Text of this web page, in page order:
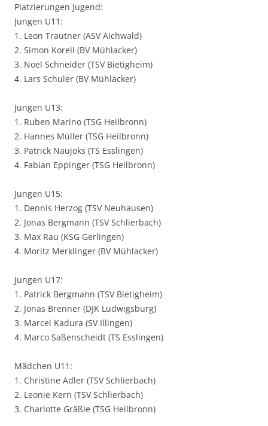
Platzierungen Jugend:
Jungen U11:
1. Leon Trautner (ASV Aichwald)
2. Simon Korell (BV Mühlacker)
3. Noel Schneider (TSV Bietigheim)
4. Lars Schuler (BV Mühlacker)
Jungen U13:
1. Ruben Marino (TSG Heilbronn)
2. Hannes Müller (TSG Heilbronn)
3. Patrick Naujoks (TS Esslingen)
4. Fabian Eppinger (TSG Heilbronn)
Jungen U15:
1. Dennis Herzog (TSV Neuhausen)
2. Jonas Bergmann (TSV Schlierbach)
3. Max Rau (KSG Gerlingen)
4. Moritz Merklinger (BV Mühlacker)
Jungen U17:
1. Patrick Bergmann (TSV Bietigheim)
2. Jonas Brenner (DJK Ludwigsburg)
3. Marcel Kadura (SV Illingen)
4. Marco Saßenscheidt (TS Esslingen)
Mädchen U11:
1. Christine Adler (TSV Schlierbach)
2. Leonie Kern (TSV Schlierbach)
3. Charlotte Gräßle (TSG Heilbronn)